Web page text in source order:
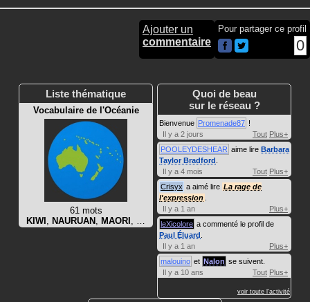
Ajouter un
commentaire
Pour partager ce profil
0
Liste thématique
Vocabulaire de l'Océanie
61 mots
KIWI , NAURUAN , MAORI , …
Quoi de beau
sur le réseau ?
Bienvenue Promenade87 !
Il y a 2 jours
Tout Plus+
POOLEYDESHEAR aime lire Barbara
Taylor Bradford
Il y a 4 mois
Tout Plus+
Crisyx a aimé lire La rage de
l'expression
Il y a 1 an
Plus+
leXicolore a commenté le profil de
Paul Éluard
Il y a 1 an
Plus+
malouino et Nalon se suivent.
Il y a 10 ans
Tout Plus+
voir toute l'activité